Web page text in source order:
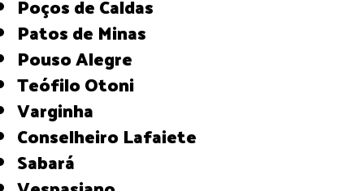
Patos de Minas
Pouso Alegre
Teófilo Otoni
Varginha
Conselheiro Lafaiete
Sabará